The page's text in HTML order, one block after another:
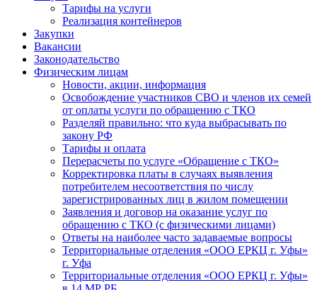
Тарифы на услуги
Реализация контейнеров
Закупки
Вакансии
Законодательство
Физическим лицам
Новости, акции, информация
Освобождение участников СВО и членов их семей
от оплаты услуги по обращению с ТКО
Разделяй правильно: что куда выбрасывать по
закону РФ
Тарифы и оплата
Перерасчеты по услуге «Обращение с ТКО»
Корректировка платы в случаях выявления
потребителем несоответствия по числу
зарегистрированных лиц в жилом помещении
Заявления и договор на оказание услуг по
обращению с ТКО (с физическими лицами)
Ответы на наиболее часто задаваемые вопросы
Территориальные отделения «ООО ЕРКЦ г. Уфы»
г. Уфа
Территориальные отделения «ООО ЕРКЦ г. Уфы»